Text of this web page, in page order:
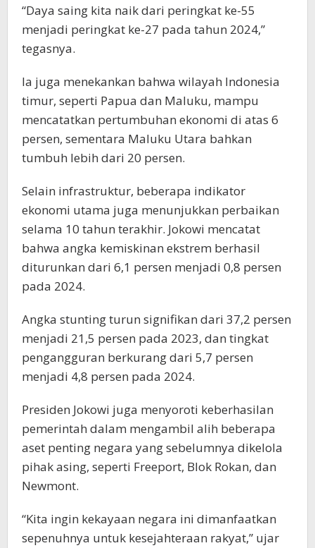
“Daya saing kita naik dari peringkat ke-55
menjadi peringkat ke-27 pada tahun 2024,”
tegasnya.
Ia juga menekankan bahwa wilayah Indonesia
timur, seperti Papua dan Maluku, mampu
mencatatkan pertumbuhan ekonomi di atas 6
persen, sementara Maluku Utara bahkan
tumbuh lebih dari 20 persen.
Selain infrastruktur, beberapa indikator
ekonomi utama juga menunjukkan perbaikan
selama 10 tahun terakhir. Jokowi mencatat
bahwa angka kemiskinan ekstrem berhasil
diturunkan dari 6,1 persen menjadi 0,8 persen
pada 2024.
Angka stunting turun signifikan dari 37,2 persen
menjadi 21,5 persen pada 2023, dan tingkat
pengangguran berkurang dari 5,7 persen
menjadi 4,8 persen pada 2024.
Presiden Jokowi juga menyoroti keberhasilan
pemerintah dalam mengambil alih beberapa
aset penting negara yang sebelumnya dikelola
pihak asing, seperti Freeport, Blok Rokan, dan
Newmont.
“Kita ingin kekayaan negara ini dimanfaatkan
sepenuhnya untuk kesejahteraan rakyat,” ujar